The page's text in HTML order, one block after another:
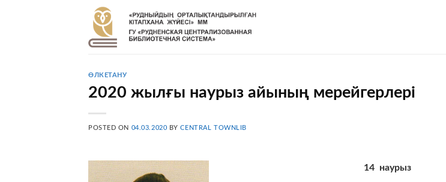
ӨЛКЕТАНУ
2020 жылғы наурыз айының мерейгерлері
POSTED ON 04.03.2020 BYCENTRAL TOWNLIB
14 наурыз